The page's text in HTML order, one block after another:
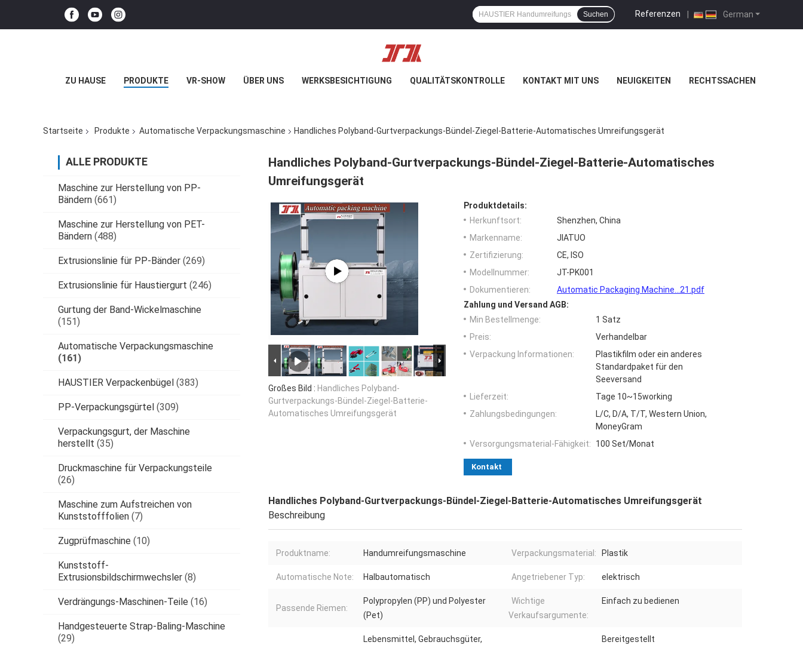
German
Referenzen |
Suchen
ZU HAUSE PRODUKTE VR-SHOW ÜBER UNS WERKSBESICHTIGUNG QUALITÄTSKONTROLLE KONTAKT MIT UNS NEUIGKEITEN RECHTSSACHEN
Startseite Produkte Automatische Verpackungsmaschine Handliches Polyband-Gurtverpackungs-Bündel-Ziegel-Batterie-Automatisches Umreifungsgerät
ALLE PRODUKTE
Maschine zur Herstellung von PP-
Bändern (661)
Maschine zur Herstellung von PET-
Bändern (488)
Extrusionslinie für PP-Bänder (269)
Extrusionslinie für Haustiergurt (246)
Gurtung der Band-Wickelmaschine
(151)
Automatische Verpackungsmaschine
(161)
HAUSTIER Verpackenbügel (383)
PP-Verpackungsgürtel (309)
Verpackungsgurt, der Maschine
herstellt (35)
Druckmaschine für Verpackungsteile
(26)
Maschine zum Aufstreichen von
Kunststofffolien (7)
Zugprüfmaschine (10)
Kunststoff-
Extrusionsbildschirmwechsler (8)
Verdrängungs-Maschinen-Teile (16)
Handgesteuerte Strap-Baling-Maschine
(29)
Handliches Polyband-Gurtverpackungs-Bündel-Ziegel-Batterie-Automatisches
Umreifungsgerät
Großes Bild : Handliches Polyband-
Gurtverpackungs-Bündel-Ziegel-Batterie-
Automatisches Umreifungsgerät
Produktdetails:
Herkunftsort:
Shenzhen, China
Markenname:
JIATUO
Zertifizierung:
CE, ISO
Modellnummer:
JT-PK001
Dokumentieren:
Automatic Packaging Machine...21.pdf
Zahlung und Versand AGB:
Min Bestellmenge:
1 Satz
Preis:
Verhandelbar
Verpackung Informationen:
Plastikfilm oder ein anderes
Standardpaket für den
Seeversand
Lieferzeit:
Tage 10~15working
Zahlungsbedingungen:
L/C, D/A, T/T, Western Union,
MoneyGram
Versorgungsmaterial-Fähigkeit:
100 Set/Monat
Kontakt
Handliches Polyband-Gurtverpackungs-Bündel-Ziegel-Batterie-Automatisches Umreifungsgerät
Beschreibung
Produktname: Handumreifungsmaschine Verpackungsmaterial: Plastik
Automatische Note: Halbautomatisch Angetriebener Typ: elektrisch
Passende Riemen:
Polypropylen (PP) und Polyester
(Pet)
Wichtige
Verkaufsargumente:
Einfach zu bedienen
Lebensmittel, Gebrauchsgüter,
Bereitgestellt